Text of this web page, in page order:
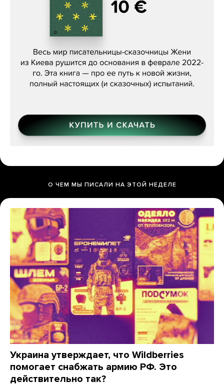
Женя Бережная, «(Не) о войне»
О ЧЕМ МЫ ПИСАЛИ НА ЭТОЙ НЕДЕЛЕ
Украина утверждает, что Wildberries
помогает снабжать армию РФ. Это
действительно так?